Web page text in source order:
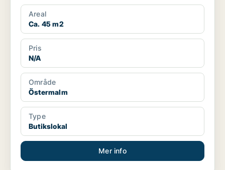
Areal
Ca. 45 m2
Pris
N/A
Område
Östermalm
Type
Butikslokal
Mer info